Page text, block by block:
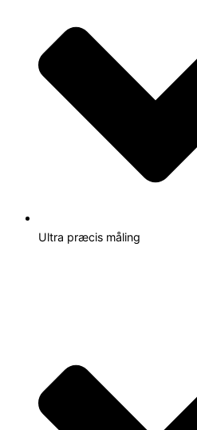
Ultra præcis måling